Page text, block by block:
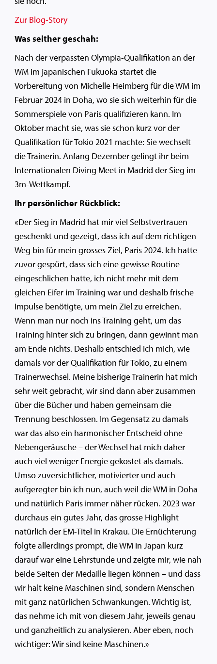
Zur Blog-Story
Was seither geschah:
Nach der verpassten Olympia-Qualifikation an der
WM im japanischen Fukuoka startet die
Vorbereitung von Michelle Heimberg für die WM im
Februar 2024 in Doha, wo sie sich weiterhin für die
Sommerspiele von Paris qualifizieren kann. Im
Oktober macht sie, was sie schon kurz vor der
Qualifikation für Tokio 2021 machte: Sie wechselt
die Trainerin. Anfang Dezember gelingt ihr beim
Internationalen Diving Meet in Madrid der Sieg im
3m-Wettkampf.
Ihr persönlicher Rückblick:
«Der Sieg in Madrid hat mir viel Selbstvertrauen
geschenkt und gezeigt, dass ich auf dem richtigen
Weg bin für mein grosses Ziel, Paris 2024. Ich hatte
zuvor gespürt, dass sich eine gewisse Routine
eingeschlichen hatte, ich nicht mehr mit dem
gleichen Eifer im Training war und deshalb frische
Impulse benötigte, um mein Ziel zu erreichen.
Wenn man nur noch ins Training geht, um das
Training hinter sich zu bringen, dann gewinnt man
am Ende nichts. Deshalb entschied ich mich, wie
damals vor der Qualifikation für Tokio, zu einem
Trainerwechsel. Meine bisherige Trainerin hat mich
sehr weit gebracht, wir sind dann aber zusammen
über die Bücher und haben gemeinsam die
Trennung beschlossen. Im Gegensatz zu damals
war das also ein harmonischer Entscheid ohne
Nebengeräusche – der Wechsel hat mich daher
auch viel weniger Energie gekostet als damals.
Umso zuversichtlicher, motivierter und auch
aufgeregter bin ich nun, auch weil die WM in Doha
und natürlich Paris immer näher rücken. 2023 war
durchaus ein gutes Jahr, das grosse Highlight
natürlich der EM-Titel in Krakau. Die Ernüchterung
folgte allerdings prompt, die WM in Japan kurz
darauf war eine Lehrstunde und zeigte mir, wie nah
beide Seiten der Medaille liegen können – und dass
wir halt keine Maschinen sind, sondern Menschen
mit ganz natürlichen Schwankungen. Wichtig ist,
das nehme ich mit von diesem Jahr, jeweils genau
und ganzheitlich zu analysieren. Aber eben, noch
wichtiger: Wir sind keine Maschinen.»